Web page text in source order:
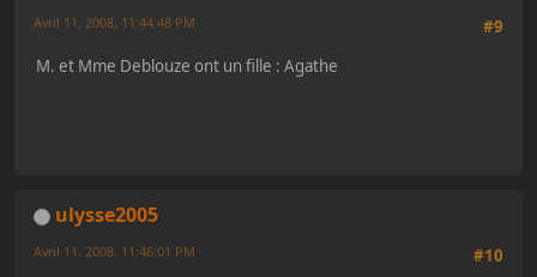
#9
Avril 11, 2008, 11:44:48 PM
M. et Mme Deblouze ont un fille : Agathe
ulysse2005
#10
Avril 11, 2008, 11:46:01 PM